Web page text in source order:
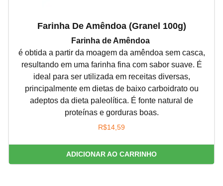
Farinha De Amêndoa (granel 100g)
Farinha de Amêndoa
é obtida a partir da moagem da amêndoa sem casca,
resultando em uma farinha fina com sabor suave. É
ideal para ser utilizada em receitas diversas,
principalmente em dietas de baixo carboidrato ou
adeptos da dieta paleolítica. É fonte natural de
proteínas e gorduras boas.
R$14,59
ADICIONAR AO CARRINHO